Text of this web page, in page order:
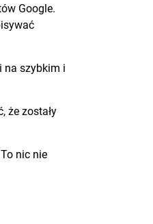
Google.
na szybkim i
że zostały
nic nie